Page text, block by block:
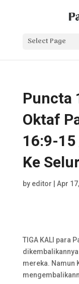
Select Page
Puncta
Oktaf
16:9-
Ke
by editor Apr
TIGA KALI para
mereka. Namun